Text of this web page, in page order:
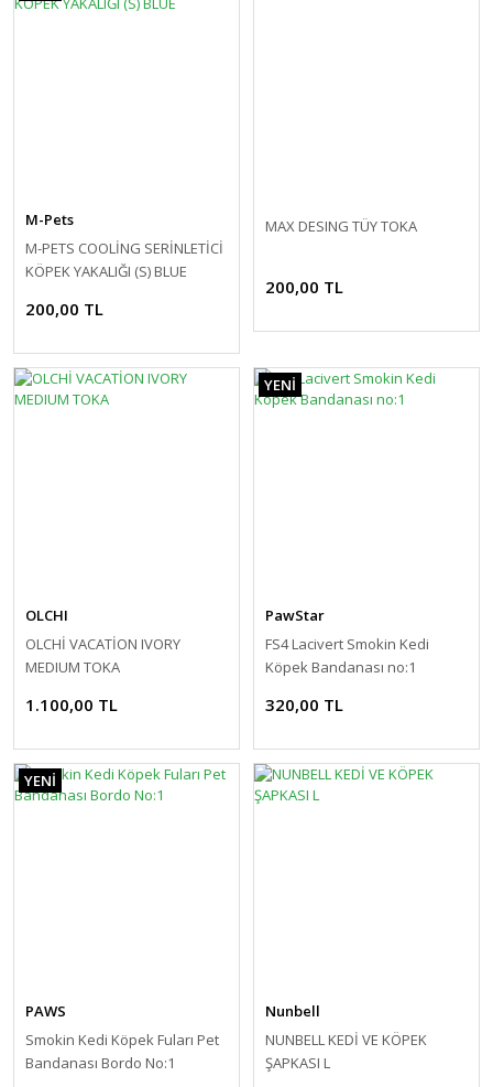
M-Pets
M-PETS COOLİNG SERİNLETİCİ
KÖPEK YAKALIĞI (S) BLUE
200,00 TL
MAX DESING TÜY TOKA
200,00 TL
OLCHI
OLCHİ VACATİON IVORY
MEDIUM TOKA
1.100,00 TL
YENİ
PawStar
FS4 Lacivert Smokin Kedi
Köpek Bandanası no:1
320,00 TL
YENİ
PAWS
Smokin Kedi Köpek Fuları Pet
Bandanası Bordo No:1
Nunbell
NUNBELL KEDİ VE KÖPEK
ŞAPKASI L